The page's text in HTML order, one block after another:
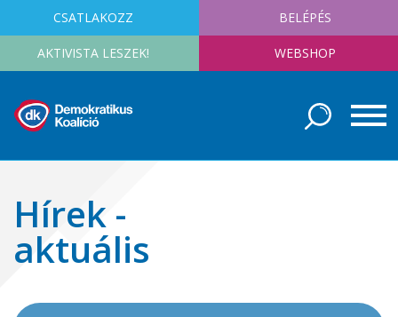
CSATLAKOZZ BELÉPÉS
AKTIVISTA LESZEK! WEBSHOP
Hírek -
aktuális